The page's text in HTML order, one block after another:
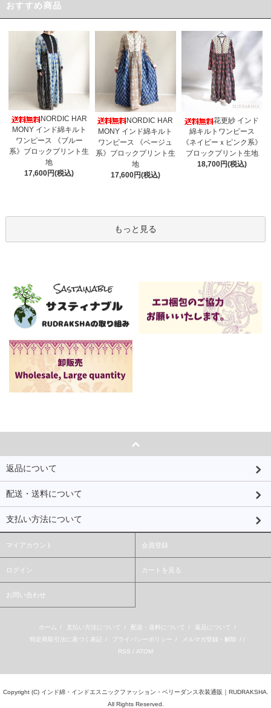
おすすめ商品
NORDIC HAR
MONY インド綿キルト
ワンピース 《ブルー
系》ブロックプリント生
地
17,600円(税込)
NORDIC HAR
MONY インド綿キルト
ワンピース 《ベージュ
系》ブロックプリント生
地
17,600円(税込)
花更紗 インド
綿キルトワンピース
《ネイビーｘピンク系》
ブロックプリント生地
18,700円(税込)
もっと見る
返品について
配送・送料について
支払い方法について
マイアカウント 会員登録
ログイン カートを見る
お問い合わせ
ホーム / 支払い方法について / 配送・送料について / 返品について
/
特定商取引法に基づく表記
/ プライバシーポリシー / メルマガ登録・解除
/ /
RSS / ATOM
Copyright (C) インド綿・インドエスニックファッション・ベリーダンス衣装通販｜RUDRAKSHA.
All Rights Reserved.